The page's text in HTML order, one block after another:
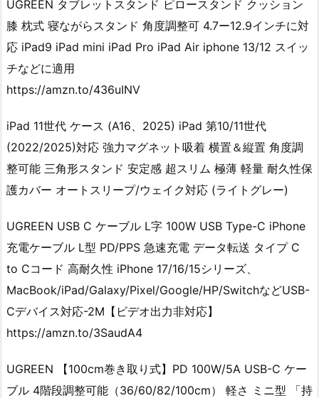
UGREEN タブレットスタンド ピロースタンド クッション
膝 枕式 寝ながらスタンド 角度調整可 4.7ー12.9インチに対
応 iPad9 iPad mini iPad Pro iPad Air iphone 13/12 スイッ
チなどに適用
https://amzn.to/436uINV
iPad 11世代 ケース (A16、2025) iPad 第10/11世代
(2022/2025)対応 強力マグネット吸着 横置＆縦置 角度調
整可能 三角形スタンド 安定感 超スリム 極薄 軽量 耐久性保
護カバー オートスリープ/ウェイク対応 (ライトグレー)
UGREEN USB C ケーブル L字 100W USB Type-C iPhone
充電ケーブル L型 PD/PPS 急速充電 データ転送 タイプ C
to Cコード 高耐久性 iPhone 17/16/15シリーズ、
MacBook/iPad/Galaxy/Pixel/Google/HP/SwitchなどUSB-
Cデバイス対応-2M【ビデオ出力非対応】
https://amzn.to/3SaudA4
UGREEN 【100cm巻き取り式】PD 100W/5A USB-C ケー
ブル 4階段調整可能（36/60/82/100cm） 軽さ ミニ型 「持